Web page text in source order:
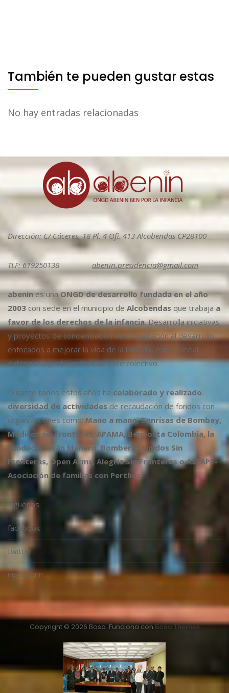
También te pueden gustar estas
No hay entradas relacionadas
Dirección: C/ Cáceres, 18 Pl. 4 Ofi. 413 Alcobendas CP28100
TLF: 619250138abenin.presidencia@gmail.com
abenines unaONGD de desarrollo fundada en el año
2003 con sede en el municipio de Alcobendas que trabaja a
favor de los derechos de la infancia. Desarrolla iniciativas
y proyectos de concienciación de cooperación al desarrollo,
enfocados a mejorar la vida de la infancia, con especial
énfasis a la problemática de este colectivo.
Durante todos estos años ha colaborado y realizado
diversidad de actividadesde recaudación de fondos con
organizaciones como:Mano a mano, Sonrisas de Bombay,
Médicos sin fronteras, APAMA, Benposta Colombia, la
Fundación Iván Mañero, Bomberos Unidos Sin
Fronteras, Open Arms, Alegría Sin Fronteras o ASFAPE-
Asociación de familias con Perthes.
Síguenos
facebook
twitter
instagram
Copyright © 2026 Bosa. Funciona conBosa Themes